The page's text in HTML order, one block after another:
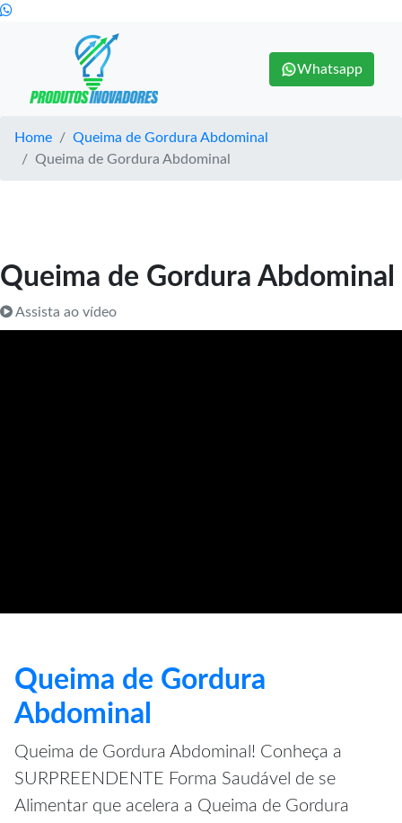
Whatsapp
Home
Queima de Gordura Abdominal
Queima de Gordura Abdominal
Queima de Gordura Abdominal
Assista ao vídeo
Queima de Gordura
Abdominal
Queima de Gordura Abdominal! Conheça a
SURPREENDENTE Forma Saudável de se
Alimentar que acelera a Queima de Gordura